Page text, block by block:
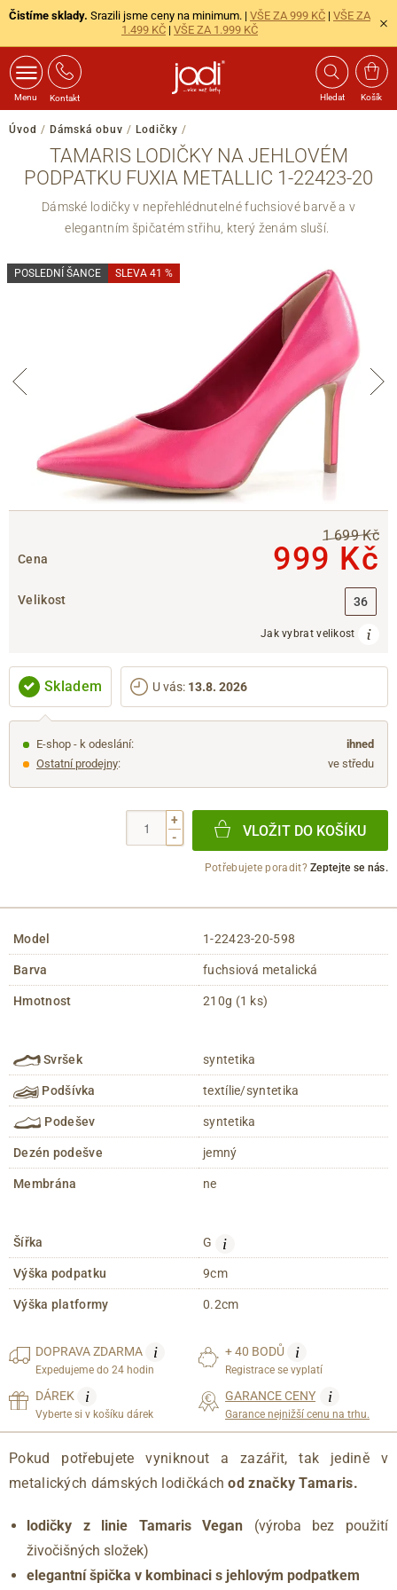
Čistíme sklady. Srazili jsme ceny na minimum. | VŠE ZA 999 KČ | VŠE ZA
1.499 KČ | VŠE ZA 1.999 KČ
Menu Kontakt Hledat Košík
Úvod / Dámská obuv / Lodičky /
TAMARIS LODIČKY NA JEHLOVÉM
PODPATKU FUXIA METALLIC 1-22423-20
Dámské lodičky v nepřehlédnutelné fuchsiové barvě a v
elegantním špičatém střihu, který ženám sluší.
POSLEDNÍ ŠANCE SLEVA 41 %
Cena
1 699 Kč
999 Kč
Velikost 36
Jak vybrat velikost
Skladem U vás: 13.8. 2026
E-shop - k odeslání:
ihned
Ostatní prodejny: ve středu
+
-
VLOŽIT DO KOŠÍKU
Potřebujete poradit?Zeptejte se nás.
Model 1-22423-20-598
Barva fuchsiová metalická
Hmotnost 210g (1 ks)
Svršek syntetika
Podšívka textílie/syntetika
Podešev syntetika
Dezén podešve jemný
Membrána ne
Šířka G i
Výška podpatku 9cm
Výška platformy 0.2cm
DOPRAVAZDARMA i
Expedujeme do 24 hodin
+ 40 BODŮ i
Registrace se vyplatí
DÁREK i
Vyberte si v košíku dárek
GARANCE CENY i
Garance nejnižší cenu na trhu.
Pokud potřebujete vyniknout a zazářit, tak jedině v
metalických dámských lodičkách od značky Tamaris.
lodičky z linie Tamaris Vegan (výroba bez použití
živočišných složek)
elegantní špička v kombinaci s jehlovým podpatkem